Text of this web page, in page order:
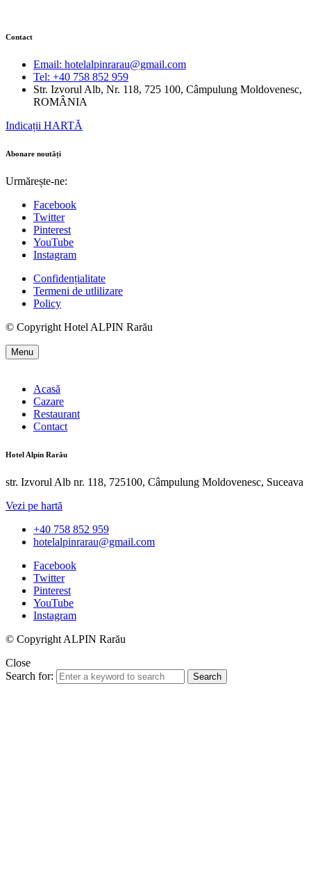
Contact
Email: hotelalpinrarau@gmail.com
Tel: +40 758 852 959
Str. Izvorul Alb, Nr. 118, 725 100, Câmpulung Moldovenesc,
ROMÂNIA
Indicații HARTĂ
Abonare noutăți
Urmărește-ne:
Facebook
Twitter
Pinterest
YouTube
Instagram
Confidențialitate
Termeni de utlilizare
Policy
© Copyright Hotel ALPIN Rarău
Menu
Acasă
Cazare
Restaurant
Contact
Hotel Alpin Rarău
str. Izvorul Alb nr. 118, 725100, Câmpulung Moldovenesc, Suceava
Vezi pe hartă
+40 758 852 959
hotelalpinrarau@gmail.com
Facebook
Twitter
Pinterest
YouTube
Instagram
© Copyright ALPIN Rarău
Close
Search for:
Search